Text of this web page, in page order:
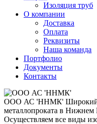
Изоляция труб
О компании
Доставка
Оплата
Реквизиты
Наша команда
Портфолио
Документы
Контакты
ООО АС 'ННМК'
металлопроката в Нижнем
Осуществляем все виды